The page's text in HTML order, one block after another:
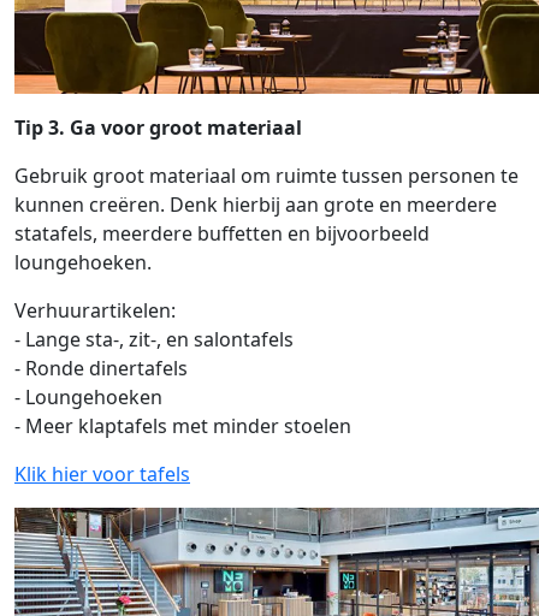
Tip 3. Ga voor groot materiaal
Gebruik groot materiaal om ruimte tussen personen te
kunnen creëren. Denk hierbij aan grote en meerdere
statafels, meerdere buffetten en bijvoorbeeld
loungehoeken.
Verhuurartikelen:
- Lange sta-, zit-, en salontafels
- Ronde dinertafels
- Loungehoeken
- Meer klaptafels met minder stoelen
Klik hier voor tafels